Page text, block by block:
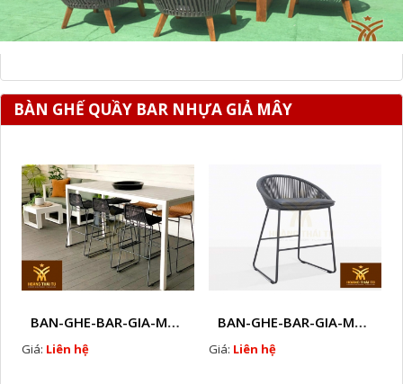
BÀN GHẾ QUẦY BAR NHỰA GIẢ MÂY
BAN-GHE-BAR-GIA-MAY -HTT-GQA19
Giá: Liên hệ
BAN-GHE-BAR-GIA-MAY -HTT-GQA21
Giá: Liên hệ